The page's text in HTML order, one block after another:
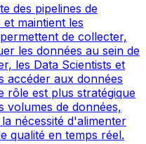
des pipelines de
maintient les
de collecter,
les données au sein de
les Data Scientists et
accéder aux données
rôle est plus stratégique
volumes de données,
nécessité d'alimenter
qualité en temps réel.